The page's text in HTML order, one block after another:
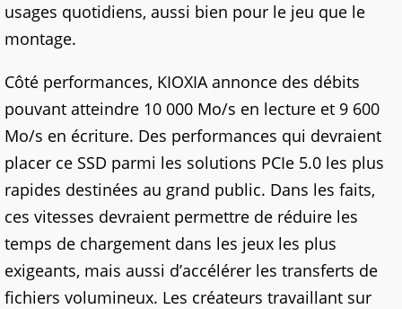
usages quotidiens, aussi bien pour le jeu que le
montage.
Côté performances, KIOXIA annonce des débits
pouvant atteindre 10 000 Mo/s en lecture et 9 600
Mo/s en écriture. Des performances qui devraient
placer ce SSD parmi les solutions PCIe 5.0 les plus
rapides destinées au grand public. Dans les faits,
ces vitesses devraient permettre de réduire les
temps de chargement dans les jeux les plus
exigeants, mais aussi d’accélérer les transferts de
fichiers volumineux. Les créateurs travaillant sur